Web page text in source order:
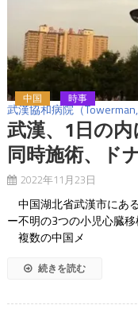
武漢協和病院（Towerman,
中国 時事
武漢、1日の
同時施術、ド
2022年11月23日
中国湖北省武漢市にあ
ー不明の3つの小児心臓
複数の中国メ
続きを読む